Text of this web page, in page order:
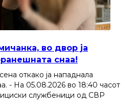
во двор ја
снаа!
откако ја нападнала
- На 05.08.2026 во 18:40 часот
службеници од СВР